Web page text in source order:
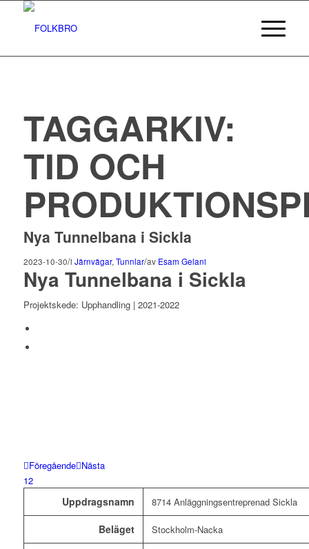
TAGGARKIV:
TID OCH
Nya Tunnelbana i Sickla
2023-10-30/i Järnvägar, Tunnlar/av Esam Gelani
Nya Tunnelbana i Sickla
Projektskede: Upphandling | 2021-2022
Föregående Nästa
12
Uppdragsnamn 8714 Anläggningsentreprenad Sickla
Beläget Stockholm-Nacka